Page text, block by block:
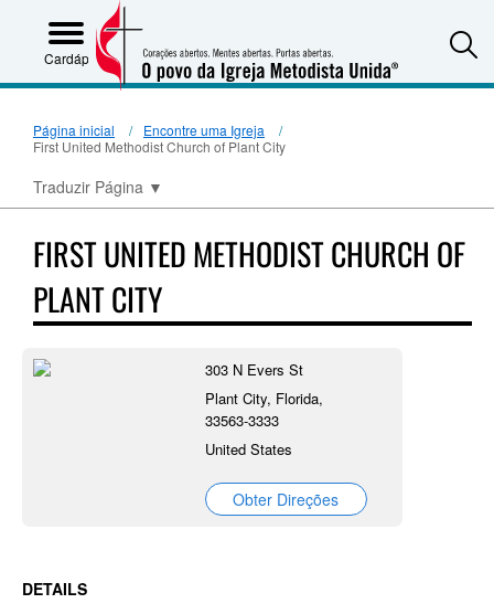
Cardápio
Página inicial
Encontre uma Igreja
First United Methodist Church of Plant City
Traduzir Página ▼
FIRST UNITED METHODIST CHURCH OF
PLANT CITY
303 N Evers St
Plant City, Florida,
33563-3333
United States
Obter Direções
DETAILS